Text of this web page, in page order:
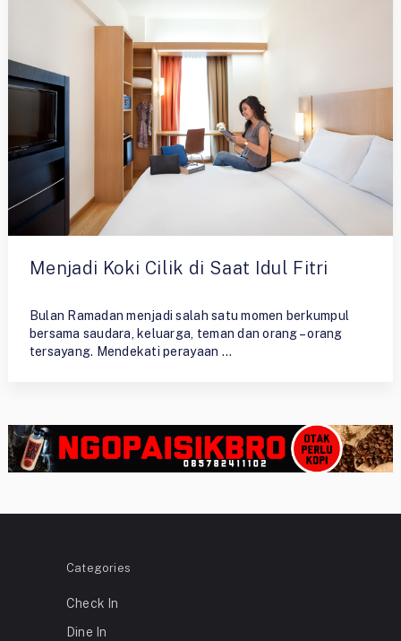
Menjadi Koki Cilik di Saat Idul Fitri
Bulan Ramadan menjadi salah satu momen berkumpul
bersama saudara, keluarga, teman dan orang – orang
tersayang. Mendekati perayaan …
Categories
Check In
Dine In